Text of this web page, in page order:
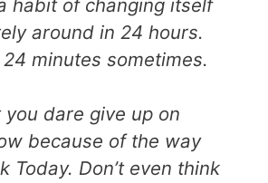
habit of changing itself
around in 24 hours.
minutes sometimes.
you dare give up on
because of the way
Today. Don’t even think